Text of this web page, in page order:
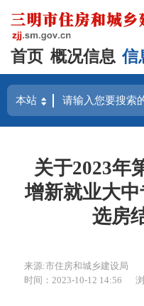
首页 概况信息 信
关于2023年
增新就业大
选房
来源:市住房和城乡建设局
时间：2023-10-12 14:56